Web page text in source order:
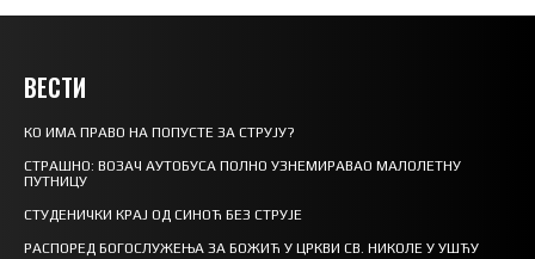
ВЕСТИ
КО ИМА ПРАВО НА ПОПУСТЕ ЗА СТРУЈУ?
СТРАШНО: ВОЗАЧ АУТОБУСА ПОЛНО УЗНЕМИРАВАО МАЛОЛЕТНУ
ПУТНИЦУ
СТУДЕНИЧКИ КРАЈ ОД СИНОЋ БЕЗ СТРУЈЕ
РАСПОРЕД БОГОСЛУЖЕЊА ЗА БОЖИЋ У ЦРКВИ СВ. НИКОЛЕ У УШЋУ